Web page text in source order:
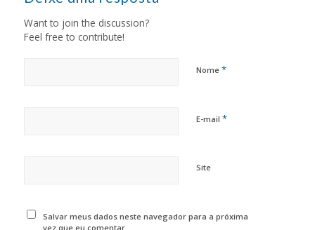
Want to join the discussion?
Feel free to contribute!
Nome *
E-mail *
Site
Salvar meus dados neste navegador para a próxima
vez que eu comentar.